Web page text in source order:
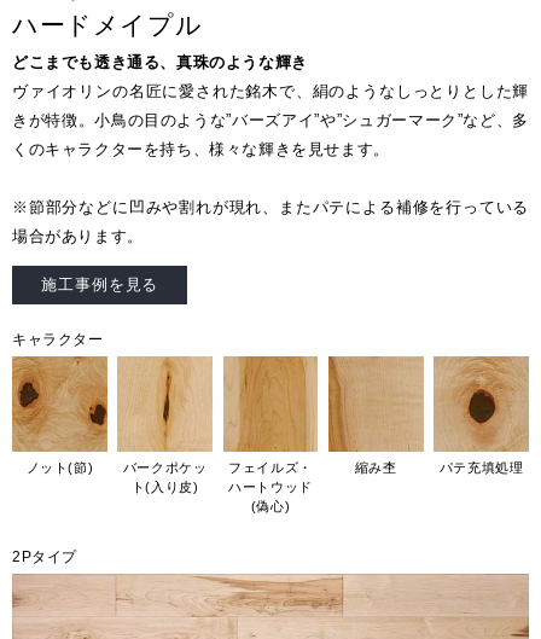
ハードメイプル
どこまでも透き通る、真珠のような輝き
ヴァイオリンの名匠に愛された銘木で、絹のようなしっとりとした輝
きが特徴。小鳥の目のような”バーズアイ”や”シュガーマーク”など、多
くのキャラクターを持ち、様々な輝きを見せます。
※節部分などに凹みや割れが現れ、またパテによる補修を行っている
場合があります。
施工事例を見る
キャラクター
ノット(節)
バークポケッ
ト(入り皮)
フェイルズ・
ハートウッド
(偽心)
縮み杢 パテ充填処理
2Pタイプ